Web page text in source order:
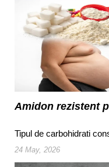
Amidon rezistent
Tipul de carbohidrati
24 May, 2026